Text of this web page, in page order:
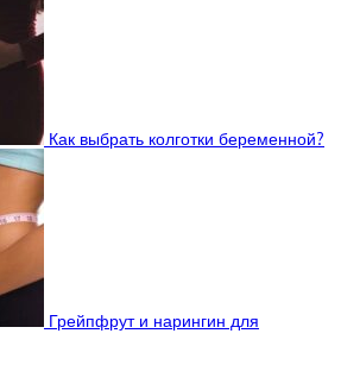
Как выбрать колготки беременной?
Грейпфрут и нарингин для